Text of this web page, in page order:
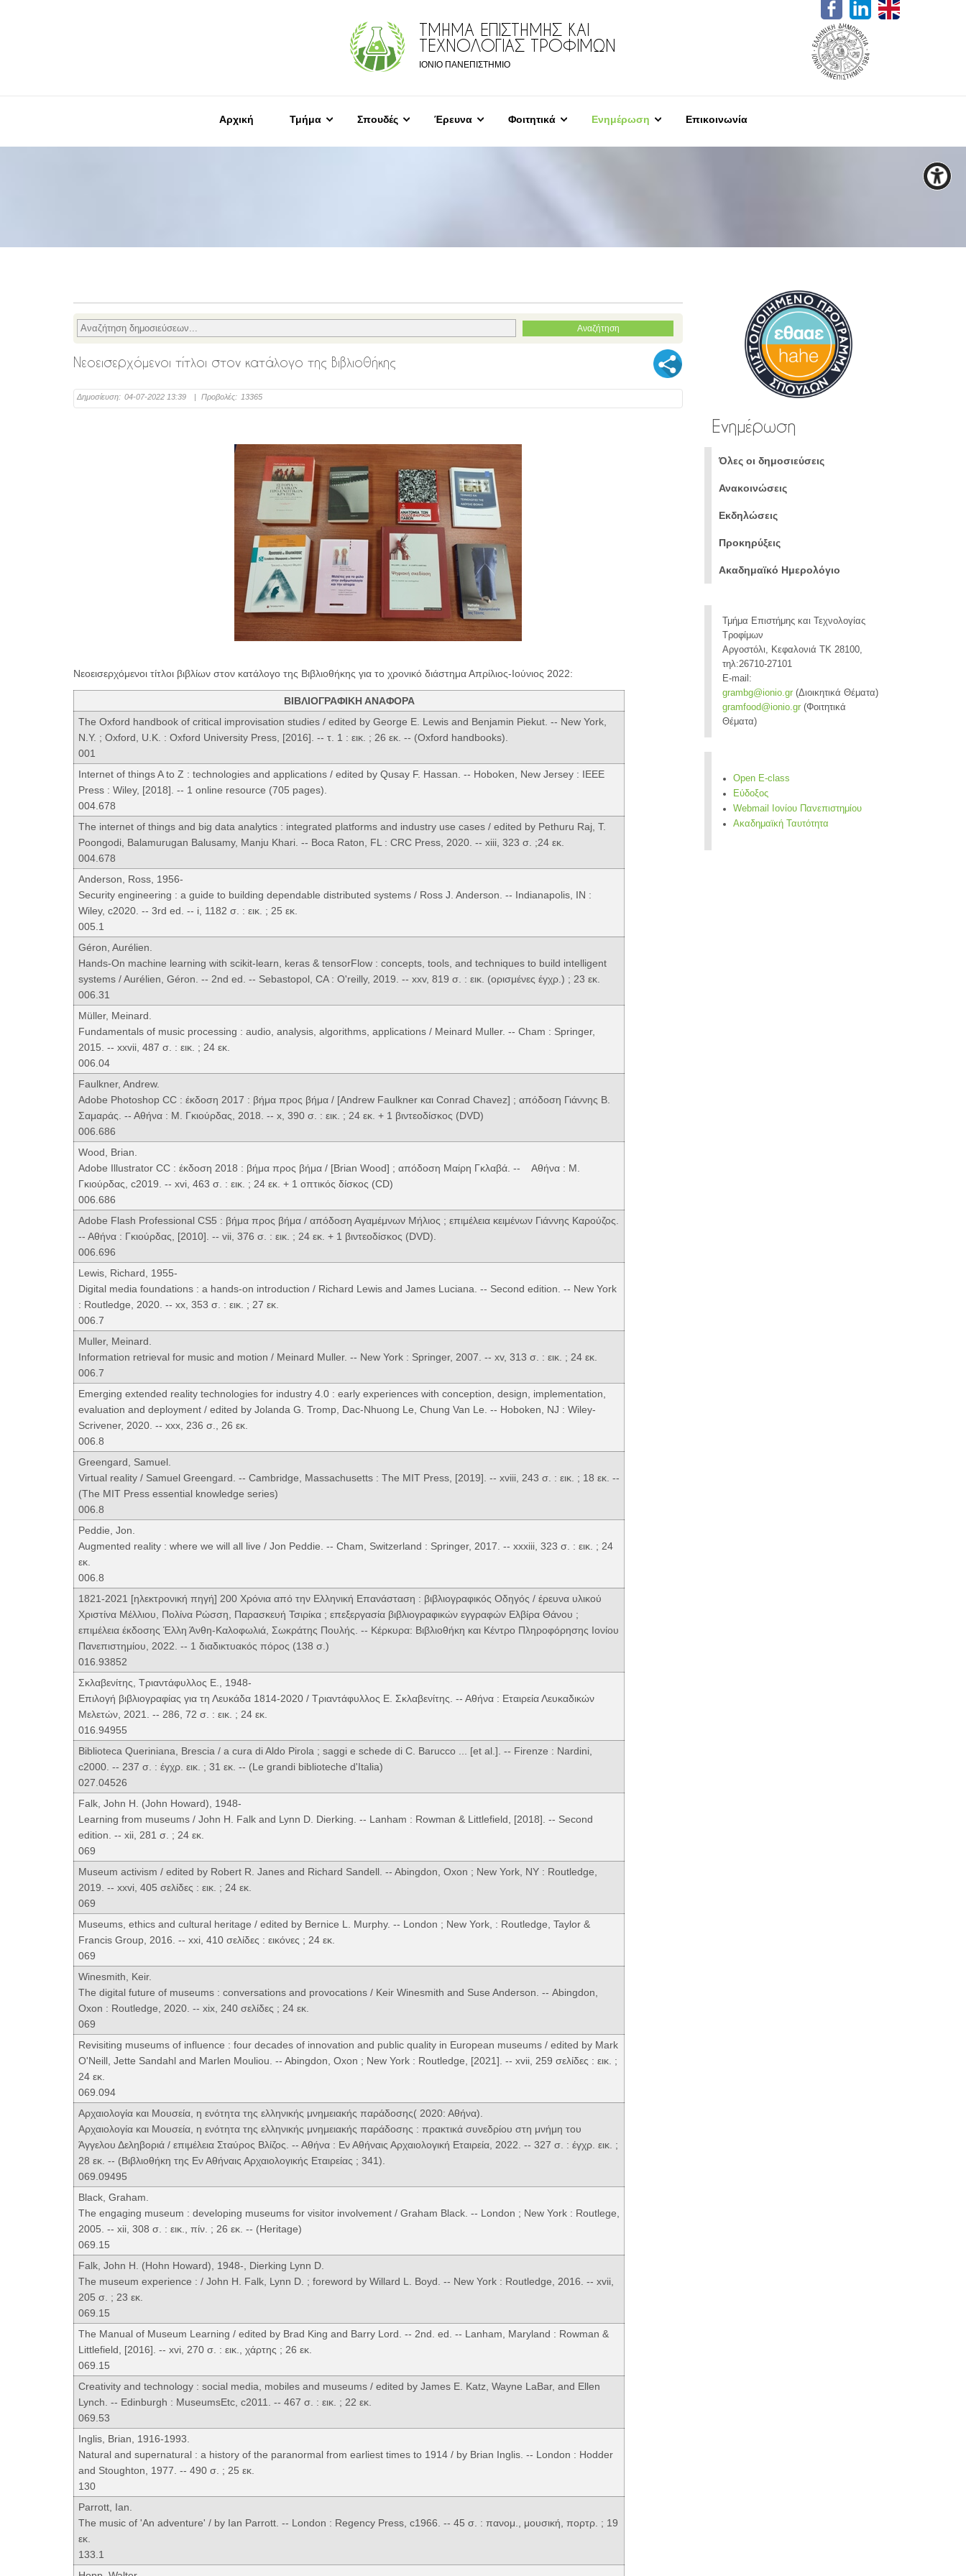
ΤΜΗΜΑ ΕΠΙΣΤΗΜΗΣ ΚΑΙ
ΤΕΧΝΟΛΟΓΙΑΣ ΤΡΟΦΙΜΩΝ
ΙΟΝΙΟ ΠΑΝΕΠΙΣΤΗΜΙΟ
Αρχική Τμήμα Σπουδές Έρευνα Φοιτητικά Ενημέρωση Επικοινωνία
Νεοεισερχόμενοι τίτλοι στον κατάλογο της Βιβλιοθήκης
Δημοσίευση: 04-07-2022 13:39 | Προβολές: 13365
Νεοεισερχόμενοι τίτλοι βιβλίων στον κατάλογο της Βιβλιοθήκης για το χρονικό διάστημα Απρίλιος-Ιούνιος 2022:
ΒΙΒΛΙΟΓΡΑΦΙΚΗ ΑΝΑΦΟΡΑ
The Oxford handbook of critical improvisation studies / edited by George E. Lewis and Benjamin Piekut. -- New York,
N.Y. ; Oxford, U.K. : Oxford University Press, [2016]. -- τ. 1 : εικ. ; 26 εκ. -- (Oxford handbooks).
001
Internet of things A to Z : technologies and applications / edited by Qusay F. Hassan. -- Hoboken, New Jersey : IEEE
Press : Wiley, [2018]. -- 1 online resource (705 pages).
004.678
The internet of things and big data analytics : integrated platforms and industry use cases / edited by Pethuru Raj, T.
Poongodi, Balamurugan Balusamy, Manju Khari. -- Boca Raton, FL : CRC Press, 2020. -- xiii, 323 σ. ;24 εκ.
004.678
Anderson, Ross, 1956-
Security engineering : a guide to building dependable distributed systems / Ross J. Anderson. -- Indianapolis, IN :
Wiley, c2020. -- 3rd ed. -- i, 1182 σ. : εικ. ; 25 εκ.
005.1
Géron, Aurélien.
Hands-On machine learning with scikit-learn, keras & tensorFlow : concepts, tools, and techniques to build intelligent
systems / Aurélien, Géron. -- 2nd ed. -- Sebastopol, CA : O'reilly, 2019. -- xxv, 819 σ. : εικ. (ορισμένες έγχρ.) ; 23 εκ.
006.31
Müller, Meinard.
Fundamentals of music processing : audio, analysis, algorithms, applications / Meinard Muller. -- Cham : Springer,
2015. -- xxvii, 487 σ. : εικ. ; 24 εκ.
006.04
Faulkner, Andrew.
Adobe Photoshop CC : έκδοση 2017 : βήμα προς βήμα / [Andrew Faulkner και Conrad Chavez] ; απόδοση Γιάννης Β.
Σαμαράς. -- Αθήνα : Μ. Γκιούρδας, 2018. -- x, 390 σ. : εικ. ; 24 εκ. + 1 βιντεοδίσκος (DVD)
006.686
Wood, Brian.
Adobe Illustrator CC : έκδοση 2018 : βήμα προς βήμα / [Brian Wood] ; απόδοση Μαίρη Γκλαβά. -- Αθήνα : Μ.
Γκιούρδας, c2019. -- xvi, 463 σ. : εικ. ; 24 εκ. + 1 οπτικός δίσκος (CD)
006.686
Adobe Flash Professional CS5 : βήμα προς βήμα / απόδοση Αγαμέμνων Μήλιος ; επιμέλεια κειμένων Γιάννης Καρούζος.
-- Αθήνα : Γκιούρδας, [2010]. -- vii, 376 σ. : εικ. ; 24 εκ. + 1 βιντεοδίσκος (DVD).
006.696
Lewis, Richard, 1955-
Digital media foundations : a hands-on introduction / Richard Lewis and James Luciana. -- Second edition. -- New York
: Routledge, 2020. -- xx, 353 σ. : εικ. ; 27 εκ.
006.7
Muller, Meinard.
Information retrieval for music and motion / Meinard Muller. -- New York : Springer, 2007. -- xv, 313 σ. : εικ. ; 24 εκ.
006.7
Emerging extended reality technologies for industry 4.0 : early experiences with conception, design, implementation,
evaluation and deployment / edited by Jolanda G. Tromp, Dac-Nhuong Le, Chung Van Le. -- Hoboken, NJ : Wiley-
Scrivener, 2020. -- xxx, 236 σ., 26 εκ.
006.8
Greengard, Samuel.
Virtual reality / Samuel Greengard. -- Cambridge, Massachusetts : The MIT Press, [2019]. -- xviii, 243 σ. : εικ. ; 18 εκ. --
(The MIT Press essential knowledge series)
006.8
Peddie, Jon.
Augmented reality : where we will all live / Jon Peddie. -- Cham, Switzerland : Springer, 2017. -- xxxiii, 323 σ. : εικ. ; 24
εκ.
006.8
1821-2021 [ηλεκτρονική πηγή] 200 Χρόνια από την Ελληνική Επανάσταση : βιβλιογραφικός Οδηγός / έρευνα υλικού
Χριστίνα Μέλλιου, Πολίνα Ρώσση, Παρασκευή Τσιρίκα ; επεξεργασία βιβλιογραφικών εγγραφών Ελβίρα Θάνου ;
επιμέλεια έκδοσης Έλλη Άνθη-Καλοφωλιά, Σωκράτης Πουλής. -- Κέρκυρα: Βιβλιοθήκη και Κέντρο Πληροφόρησης Ιονίου
Πανεπιστημίου, 2022. -- 1 διαδικτυακός πόρος (138 σ.)
016.93852
Σκλαβενίτης, Τριαντάφυλλος Ε., 1948-
Επιλογή βιβλιογραφίας για τη Λευκάδα 1814-2020 / Τριαντάφυλλος Ε. Σκλαβενίτης. -- Αθήνα : Εταιρεία Λευκαδικών
Μελετών, 2021. -- 286, 72 σ. : εικ. ; 24 εκ.
016.94955
Biblioteca Queriniana, Brescia / a cura di Aldo Pirola ; saggi e schede di C. Barucco ... [et al.]. -- Firenze : Nardini,
c2000. -- 237 σ. : έγχρ. εικ. ; 31 εκ. -- (Le grandi biblioteche d'Italia)
027.04526
Falk, John H. (John Howard), 1948-
Learning from museums / John H. Falk and Lynn D. Dierking. -- Lanham : Rowman & Littlefield, [2018]. -- Second
edition. -- xii, 281 σ. ; 24 εκ.
069
Museum activism / edited by Robert R. Janes and Richard Sandell. -- Abingdon, Oxon ; New York, NY : Routledge,
2019. -- xxvi, 405 σελίδες : εικ. ; 24 εκ.
069
Museums, ethics and cultural heritage / edited by Bernice L. Murphy. -- London ; New York, : Routledge, Taylor &
Francis Group, 2016. -- xxi, 410 σελίδες : εικόνες ; 24 εκ.
069
Winesmith, Keir.
The digital future of museums : conversations and provocations / Keir Winesmith and Suse Anderson. -- Αbingdon,
Oxon : Routledge, 2020. -- xix, 240 σελίδες ; 24 εκ.
069
Revisiting museums of influence : four decades of innovation and public quality in European museums / edited by Mark
O'Neill, Jette Sandahl and Marlen Mouliou. -- Abingdon, Oxon ; New York : Routledge, [2021]. -- xvii, 259 σελίδες : εικ. ;
24 εκ.
069.094
Αρχαιολογία και Μουσεία, η ενότητα της ελληνικής μνημειακής παράδοσης( 2020: Αθήνα).
Αρχαιολογία και Μουσεία, η ενότητα της ελληνικής μνημειακής παράδοσης : πρακτικά συνεδρίου στη μνήμη του
Άγγελου Δεληβοριά / επιμέλεια Σταύρος Βλίζος. -- Αθήνα : Εν Αθήναις Αρχαιολογική Εταιρεία, 2022. -- 327 σ. : έγχρ. εικ. ;
28 εκ. -- (Βιβλιοθήκη της Εν Αθήναις Αρχαιολογικής Εταιρείας ; 341).
069.09495
Black, Graham.
The engaging museum : developing museums for visitor involvement / Graham Black. -- London ; New York : Routlege,
2005. -- xii, 308 σ. : εικ., πίν. ; 26 εκ. -- (Heritage)
069.15
Falk, John H. (Hohn Howard), 1948-, Dierking Lynn D.
The museum experience : / John H. Falk, Lynn D. ; foreword by Willard L. Boyd. -- New York : Routledge, 2016. -- xvii,
205 σ. ; 23 εκ.
069.15
The Manual of Museum Learning / edited by Brad King and Barry Lord. -- 2nd. ed. -- Lanham, Maryland : Rowman &
Littlefield, [2016]. -- xvi, 270 σ. : εικ., χάρτης ; 26 εκ.
069.15
Creativity and technology : social media, mobiles and museums / edited by James E. Katz, Wayne LaBar, and Ellen
Lynch. -- Edinburgh : MuseumsEtc, c2011. -- 467 σ. : εικ. ; 22 εκ.
069.53
Inglis, Brian, 1916-1993.
Natural and supernatural : a history of the paranormal from earliest times to 1914 / by Brian Inglis. -- London : Hodder
and Stoughton, 1977. -- 490 σ. ; 25 εκ.
130
Parrott, Ian.
The music of 'An adventure' / by Ian Parrott. -- London : Regency Press, c1966. -- 45 σ. : πανομ., μουσική, πορτρ. ; 19
εκ.
133.1
Ενημέρωση
Όλες οι δημοσιεύσεις
Ανακοινώσεις
Εκδηλώσεις
Προκηρύξεις
Ακαδημαϊκό Ημερολόγιο
Τμήμα Επιστήμης και Τεχνολογίας
Τροφίμων
Αργοστόλι, Κεφαλονιά ΤΚ 28100,
τηλ:26710-27101
E-mail:
grambg@ionio.gr(Διοικητικά Θέματα)
gramfood@ionio.gr(Φοιτητικά
Θέματα)
Open E-class
Εύδοξος
Webmail Ιονίου Πανεπιστημίου
Ακαδημαϊκή Ταυτότητα